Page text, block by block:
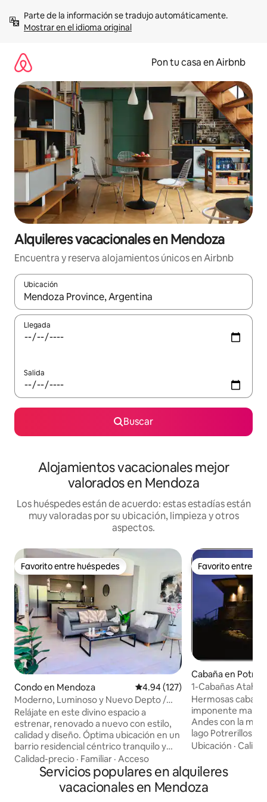
contenidoMostrar en el idioma original
Pon tu casa en Airbnb
Alquileres vacacionales en Mendoza
Encuentra y reserva alojamientos únicos en Airbnb
Ubicación
Cuando los resultados estén disponibles, navega con las
Llegada
Salida
Buscar
Alojamientos vacacionales mejor
valorados en Mendoza
Los huéspedes están de acuerdo: estas estadías están
muy valoradas por su ubicación, limpieza y otros
aspectos.
Favorito entre huéspedes
Favorito entre huéspedes
Condo en Mendoza Calificación promedio: 4.94 de
4.94 (127)
Moderno, Luminoso y Nuevo Depto /
Balcón y 2 BICIS
Relájate en este divino espacio a
estrenar, renovado a nuevo con estilo,
calidad y diseño. Óptima ubicación en un
barrio residencial céntrico tranquilo y
vegetado. Destacamos su cercanía al
gran parque San Martín, ideal para
ejercitarse, a gran avenida gastronómica
y mercados. Sommier king marca
Calidad-precio · Familiar · Acceso
Favorito entre
Favorito entre
Cabaña en
1-Cabañas
Mendoza
Hermosas
imponente marco
Andes con la
lago Potrerillos.
invitan a nuestros
rusticidad propia
comodidades de
excelente nivel.
Ubicación ·
Servicios populares en alquileres
vacacionales en Mendoza